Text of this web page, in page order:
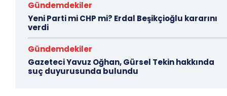
Gündemdekiler
Yeni Parti mi CHP mi? Erdal Beşikçioğlu kararını
verdi
Gündemdekiler
Gazeteci Yavuz Oğhan, Gürsel Tekin hakkında
suç duyurusunda bulundu